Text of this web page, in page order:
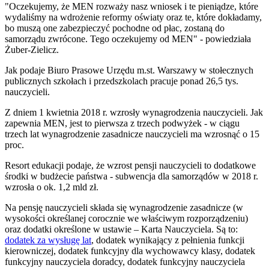
"Oczekujemy, że MEN rozważy nasz wniosek i te pieniądze, które
wydaliśmy na wdrożenie reformy oświaty oraz te, które dokładamy,
bo muszą one zabezpieczyć pochodne od płac, zostaną do
samorządu zwrócone. Tego oczekujemy od MEN" - powiedziała
Żuber-Zielicz.
Jak podaje Biuro Prasowe Urzędu m.st. Warszawy w stołecznych
publicznych szkołach i przedszkolach pracuje ponad 26,5 tys.
nauczycieli.
Z dniem 1 kwietnia 2018 r. wzrosły wynagrodzenia nauczycieli. Jak
zapewnia MEN, jest to pierwsza z trzech podwyżek - w ciągu
trzech lat wynagrodzenie zasadnicze nauczycieli ma wzrosnąć o 15
proc.
Resort edukacji podaje, że wzrost pensji nauczycieli to dodatkowe
środki w budżecie państwa - subwencja dla samorządów w 2018 r.
wzrosła o ok. 1,2 mld zł.
Na pensję nauczycieli składa się wynagrodzenie zasadnicze (w
wysokości określanej corocznie we właściwym rozporządzeniu)
oraz dodatki określone w ustawie – Karta Nauczyciela. Są to:
dodatek za wysługę lat, dodatek wynikający z pełnienia funkcji
kierowniczej, dodatek funkcyjny dla wychowawcy klasy, dodatek
funkcyjny nauczyciela doradcy, dodatek funkcyjny nauczyciela